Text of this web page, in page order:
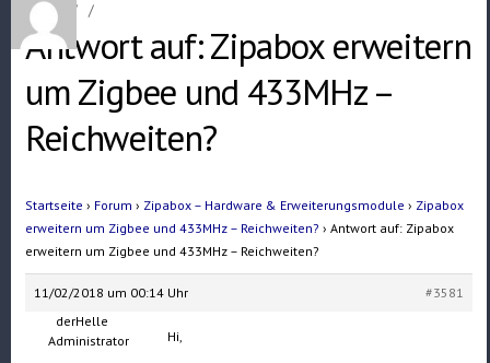
Home / /
Antwort auf: Zipabox erweitern
um Zigbee und 433MHz –
Reichweiten?
Startseite › Forum › Zipabox – Hardware & Erweiterungsmodule › Zipabox
erweitern um Zigbee und 433MHz – Reichweiten? › Antwort auf: Zipabox
erweitern um Zigbee und 433MHz – Reichweiten?
11/02/2018 um 00:14 Uhr
#3581
derHelle
Administrator
Hi,